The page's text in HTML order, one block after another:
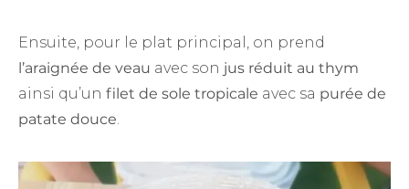
Ensuite, pour le plat principal, on prend
l’araignée de veau avec son jus réduit au thym
ainsi qu’un filet de sole tropicale avec sa purée de
patate douce.